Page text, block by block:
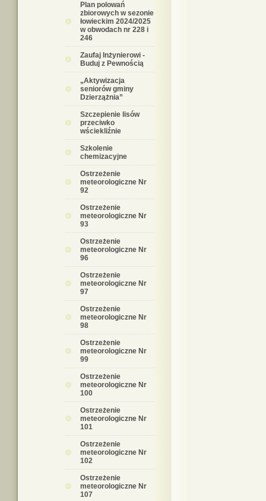
Plan polowań
zbiorowych w sezonie
łowieckim 2024/2025
w obwodach nr 228 i
246
Zaufaj Inżynierowi -
Buduj z Pewnością
„Aktywizacja
seniorów gminy
Dzierzążnia”
Szczepienie lisów
przeciwko
wściekliźnie
Szkolenie
chemizacyjne
Ostrzeżenie
meteorologiczne Nr
92
Ostrzeżenie
meteorologiczne Nr
93
Ostrzeżenie
meteorologiczne Nr
96
Ostrzeżenie
meteorologiczne Nr
97
Ostrzeżenie
meteorologiczne Nr
98
Ostrzeżenie
meteorologiczne Nr
99
Ostrzeżenie
meteorologiczne Nr
100
Ostrzeżenie
meteorologiczne Nr
101
Ostrzeżenie
meteorologiczne Nr
102
Ostrzeżenie
meteorologiczne Nr
107